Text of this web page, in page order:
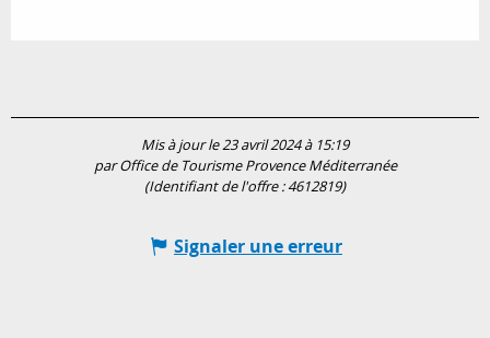
Mis à jour le 23 avril 2024 à 15:19
par Office de Tourisme Provence Méditerranée
(Identifiant de l'offre :4612819)
Signaler une erreur